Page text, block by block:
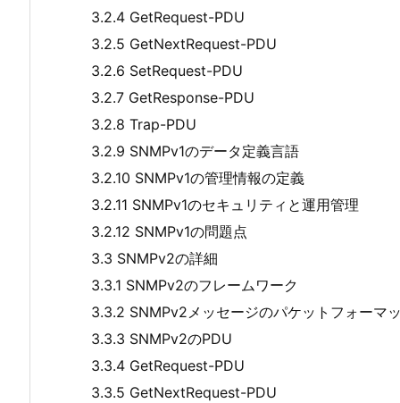
3.2.4 GetRequest-PDU
3.2.5 GetNextRequest-PDU
3.2.6 SetRequest-PDU
3.2.7 GetResponse-PDU
3.2.8 Trap-PDU
3.2.9 SNMPv1のデータ定義言語
3.2.10 SNMPv1の管理情報の定義
3.2.11 SNMPv1のセキュリティと運用管理
3.2.12 SNMPv1の問題点
3.3 SNMPv2の詳細
3.3.1 SNMPv2のフレームワーク
3.3.2 SNMPv2メッセージのパケットフォーマ
3.3.3 SNMPv2のPDU
3.3.4 GetRequest-PDU
3.3.5 GetNextRequest-PDU